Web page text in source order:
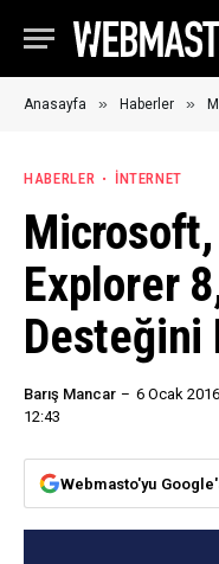
Anasayfa » Haberler »
HABERLER İNTERNET
Explorer
Desteğini
Barış Mancar 6 Ocak
12:43
Webmasto'yu